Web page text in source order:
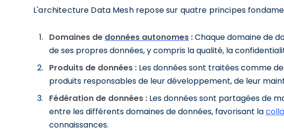
L'architecture Data Mesh repose sur quatre principes
Domaines de données autonomes :Chaque domaine de
de ses propres données, y compris la qualité, la
Produits de données : Les données sont traitées comme
produits responsables de leur développement, de leur
Fédération de données : Les données sont partagées de
entre les différents domaines de données, favorisant la
connaissances.